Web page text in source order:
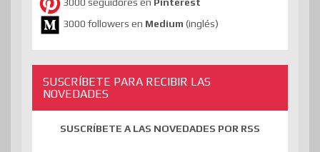
3000 seguidores en Pinterest
3000 followers en Medium (inglés)
SUSCRÍBETE PARA RECIBIR LAS
NOVEDADES
SUSCRÍBETE A LAS NOVEDADES POR RSS